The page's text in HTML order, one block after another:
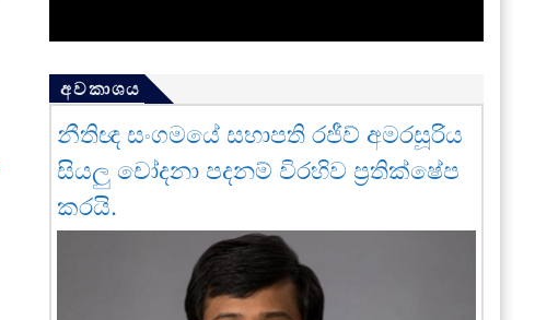
අවකාශය
නීතිඥ සංගමයේ සභාපති රජීව් අමරසූරිය
සියලු චෝදනා පදනම් විරහිව ප්‍රතික්ෂේප
කරයි.